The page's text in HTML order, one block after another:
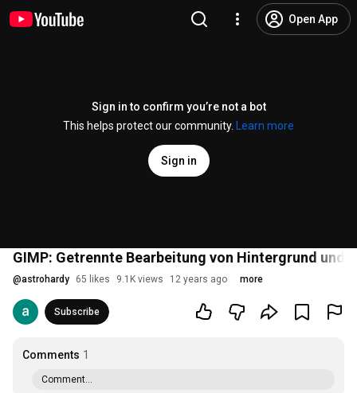
Open App
Sign in to confirm you’re not a bot
This helps protect our community.
Learn more
Sign in
GIMP: Getrennte Bearbeitung von Hintergrund und
@astrohardy 65 likes 9.1K views 12 years ago more
Subscribe
Comments 1
Comment...